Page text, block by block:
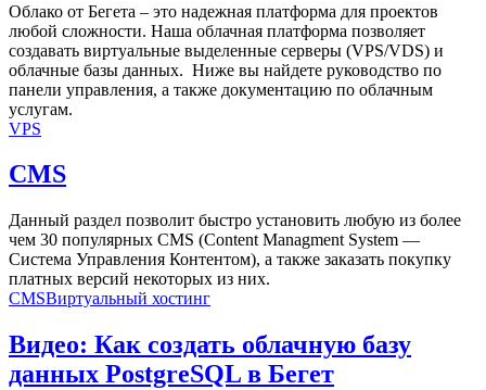
Облако от Бегета – это надежная платформа для проектов
любой сложности. Наша облачная платформа позволяет
создавать виртуальные выделенные серверы (VPS/VDS) и
облачные базы данных. Ниже вы найдете руководство по
панели управления, а также документацию по облачным
услугам.
VPS
CMS
Данный раздел позволит быстро установить любую из более
чем 30 популярных CMS (Content Managment System —
Система Управления Контентом), а также заказать покупку
платных версий некоторых из них.
CMSВиртуальный хостинг
Видео: Как создать облачную базу
данных PostgreSQL в Бегет